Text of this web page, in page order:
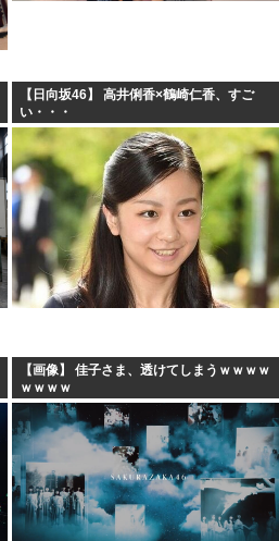
【日向坂46】 高井俐香×鶴崎仁香、すご
い・・・
【画像】 佳子さま、透けてしまうｗｗｗｗ
ｗｗｗｗ